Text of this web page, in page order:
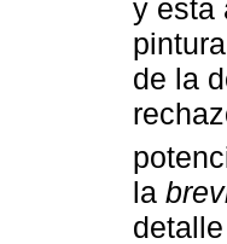
y esta
de la
la